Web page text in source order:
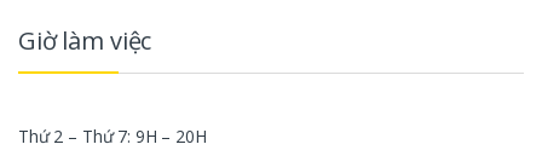
Giờ làm việc
Thứ 2 – Thứ 7: 9H – 20H